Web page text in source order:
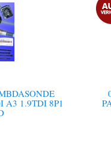
A3 1.9TDI 8P1